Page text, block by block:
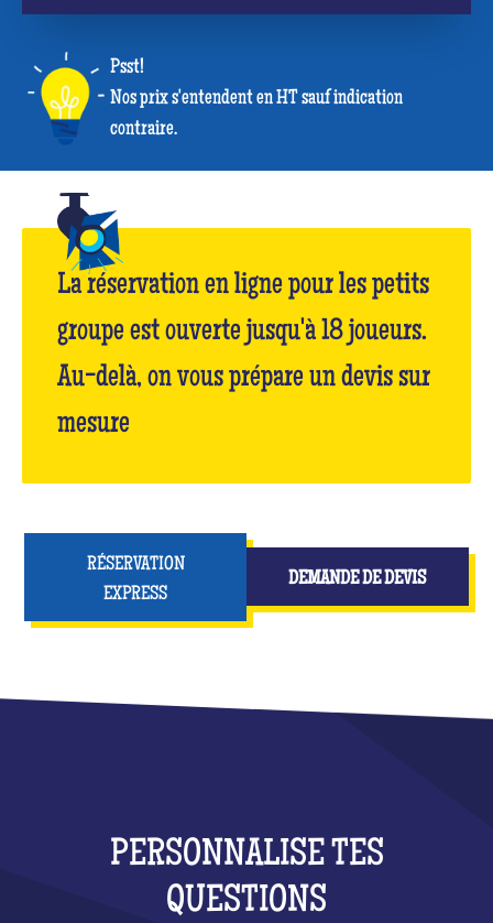
Psst!
Nos prix s'entendent en HT sauf indication
contraire.
La réservation en ligne pour les petits
groupe est ouverte jusqu'à 18 joueurs.
Au-delà, on vous prépare un devis sur
mesure
RÉSERVATION
EXPRESS
DEMANDE DE DEVIS
PERSONNALISE TES
QUESTIONS